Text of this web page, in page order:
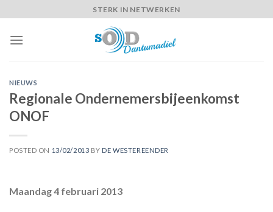
to
content
STERK IN NETWERKEN
NIEUWS
Regionale Ondernemersbijeenkomst
ONOF
POSTED ON 13/02/2013 BY DE WESTEREENDER
Maandag 4 februari 2013